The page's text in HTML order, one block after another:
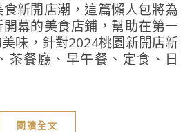
新開店潮，這篇懶人包將為
幕的美食店鋪，幫助在第一
味，針對2024桃園新開店新
茶餐廳、早午餐、定食、日
閱讀全文